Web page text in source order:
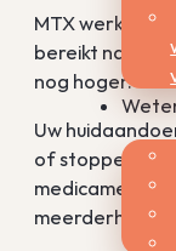
MTX werkt
bereikt na 3
nog hoger.
Uw
of stoppen
medicament
meerderheid